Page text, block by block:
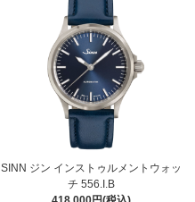
SINN ジン インストゥルメントウォッ
チ 556.I.B